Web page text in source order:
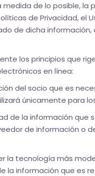
de lo posible,
de Privacidad, el
de dicha información,
los principios
en línea:
del socio que es
únicamente para
de la información
de información o
la tecnología más
la información que es